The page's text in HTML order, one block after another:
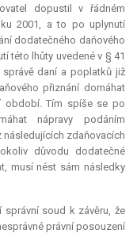
dopustil v řádném
2001, a to po uplynutí
dodatečného daňového
této lhůty uvedené v § 41
daní a poplatků již
přiznání domáhat
období. Tím spíše se po
nápravy podáním
zdaňovacích
důvodu dodatečné
musí nést sám následky
soud k závěru, že
právní posouzení